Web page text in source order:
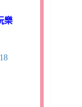
樂